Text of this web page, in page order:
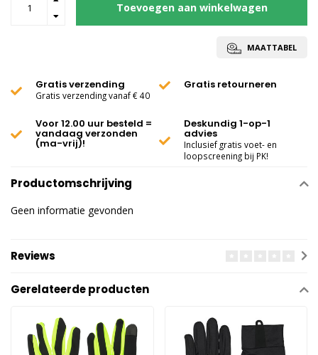
Toevoegen aan winkelwagen
MAATTABEL
Gratis verzending
Gratis verzending vanaf € 40
Gratis retourneren
Voor 12.00 uur besteld =
vandaag verzonden
(ma-vrij)!
Deskundig 1-op-1
advies
Inclusief gratis voet- en
loopscreening bij PK!
Productomschrijving
Geen informatie gevonden
Reviews
Gerelateerde producten